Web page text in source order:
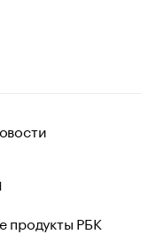
продукты РБК